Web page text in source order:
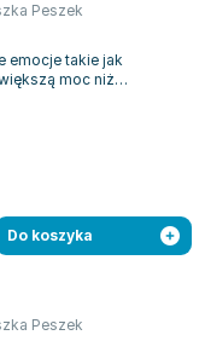
Peszek
emocje takie jak
moc niż
który przycią...
Do koszyka
Peszek